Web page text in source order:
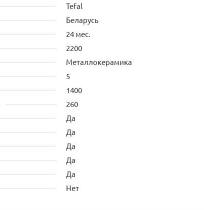
Tefal
Беларусь
24 мес.
2200
Металлокерамика
5
1400
260
Да
Да
Да
Да
Да
Нет